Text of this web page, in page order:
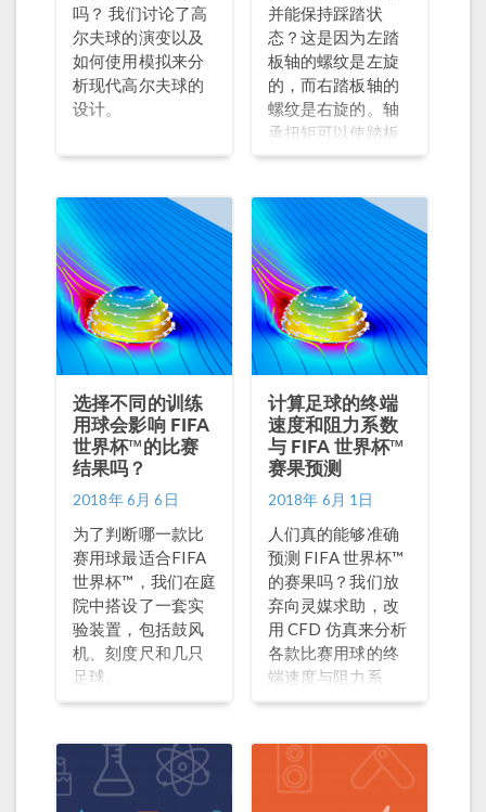
吗？ 我们讨论了高
尔夫球的演变以及
如何使用模拟来分
析现代高尔夫球的
设计。
并能保持踩踏状
态？这是因为左踏
板轴的螺纹是左旋
的，而右踏板轴的
螺纹是右旋的。轴
承扭矩可以使踏板
松开，而踏板仍能
为受到一个更强的
作用 —— 机械进动
效应影响。
选择不同的训练
用球会影响 FIFA
世界杯™的比赛
结果吗？
2018年 6月 6日
为了判断哪一款比
赛用球最适合FIFA
世界杯™，我们在庭
院中搭设了一套实
验装置，包括鼓风
机、刻度尺和几只
足球。
计算足球的终端
速度和阻力系数
与 FIFA 世界杯™
赛果预测
2018年 6月 1日
人们真的能够准确
预测 FIFA 世界杯™
的赛果吗？我们放
弃向灵媒求助，改
用 CFD 仿真来分析
各款比赛用球的终
端速度与阻力系
数。